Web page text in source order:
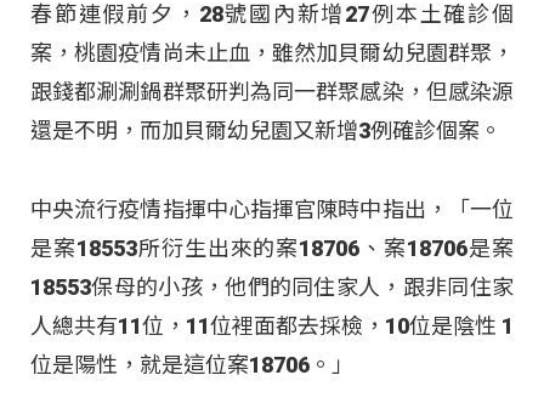
春節連假前夕，28號國內新增27例本土確診個
案，桃園疫情尚未止血，雖然加貝爾幼兒園群聚，
跟錢都涮涮鍋群聚研判為同一群聚感染，但感染源
還是不明，而加貝爾幼兒園又新增3例確診個案。
中央流行疫情指揮中心指揮官陳時中指出，「一位
是案18553所衍生出來的案18706、案18706是案
18553保母的小孩，他們的同住家人，跟非同住家
人總共有11位，11位裡面都去採檢，10位是陰性 1
位是陽性，就是這位案18706。」